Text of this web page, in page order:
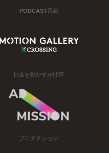
PODCAST番組
社会を動かすかけ声
プロダクション